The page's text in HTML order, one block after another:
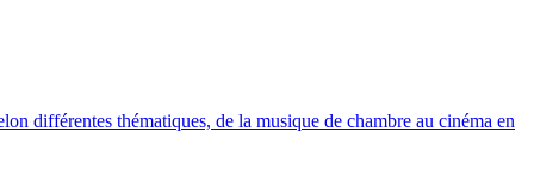
différentes thématiques, de la musique de chambre au cinéma en